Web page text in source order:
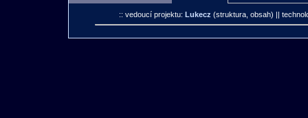
:: vedoucí projektu: Lukecz (struktura, obsah) ||